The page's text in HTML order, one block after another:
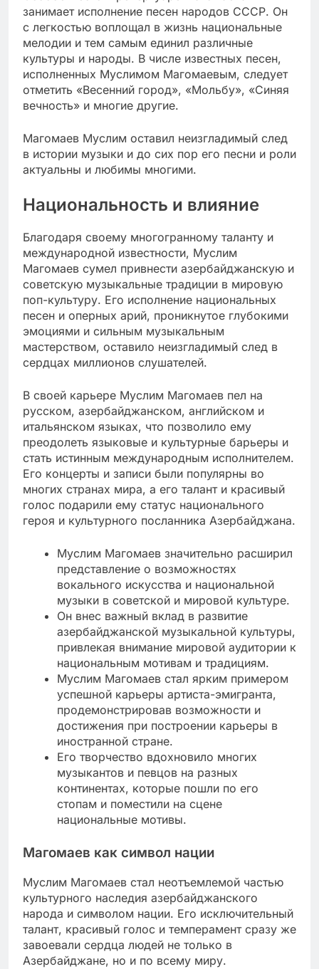
занимает исполнение песен народов СССР. Он
с легкостью воплощал в жизнь национальные
мелодии и тем самым единил различные
культуры и народы. В числе известных песен,
исполненных Муслимом Магомаевым, следует
отметить «Весенний город», «Мольбу», «Синяя
вечность» и многие другие.
Магомаев Муслим оставил неизгладимый след
в истории музыки и до сих пор его песни и роли
актуальны и любимы многими.
Национальность и влияние
Благодаря своему многогранному таланту и
международной известности, Муслим
Магомаев сумел привнести азербайджанскую и
советскую музыкальные традиции в мировую
поп-культуру. Его исполнение национальных
песен и оперных арий, проникнутое глубокими
эмоциями и сильным музыкальным
мастерством, оставило неизгладимый след в
сердцах миллионов слушателей.
В своей карьере Муслим Магомаев пел на
русском, азербайджанском, английском и
итальянском языках, что позволило ему
преодолеть языковые и культурные барьеры и
стать истинным международным исполнителем.
Его концерты и записи были популярны во
многих странах мира, а его талант и красивый
голос подарили ему статус национального
героя и культурного посланника Азербайджана.
Муслим Магомаев значительно расширил
представление о возможностях
вокального искусства и национальной
музыки в советской и мировой культуре.
Он внес важный вклад в развитие
азербайджанской музыкальной культуры,
привлекая внимание мировой аудитории к
национальным мотивам и традициям.
Муслим Магомаев стал ярким примером
успешной карьеры артиста-эмигранта,
продемонстрировав возможности и
достижения при построении карьеры в
иностранной стране.
Его творчество вдохновило многих
музыкантов и певцов на разных
континентах, которые пошли по его
стопам и поместили на сцене
национальные мотивы.
Магомаев как символ нации
Муслим Магомаев стал неотъемлемой частью
культурного наследия азербайджанского
народа и символом нации. Его исключительный
талант, красивый голос и темперамент сразу же
завоевали сердца людей не только в
Азербайджане, но и по всему миру.